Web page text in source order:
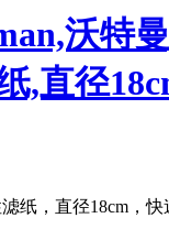
沃特
,直径
纸，直径18cm，快